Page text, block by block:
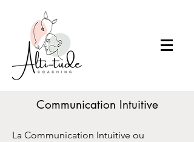
Communication Intuitive
La Communication Intuitive ou